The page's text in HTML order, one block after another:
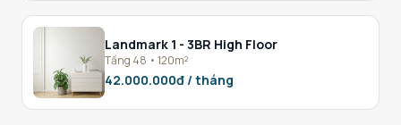
Landmark 1 - 3BR High Floor
Tầng 48 • 120m²
42.000.000đ / tháng